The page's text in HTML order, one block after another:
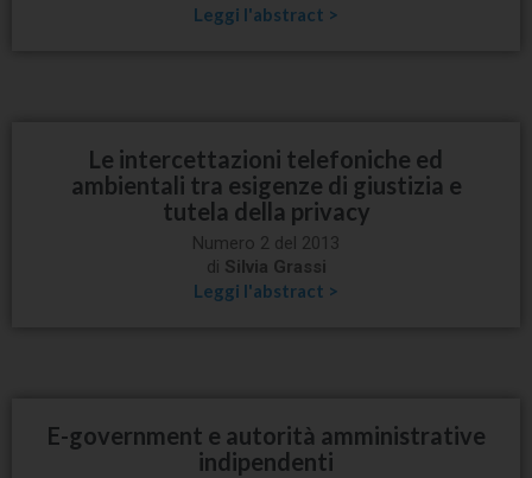
Leggi l'abstract >
Le intercettazioni telefoniche ed
ambientali tra esigenze di giustizia e
tutela della privacy
Numero 2 del 2013
di Silvia Grassi
Leggi l'abstract >
E-government e autorità amministrative
indipendenti